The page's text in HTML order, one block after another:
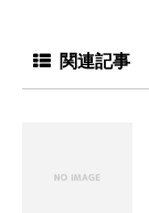
関連記事